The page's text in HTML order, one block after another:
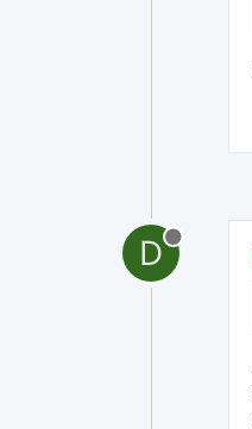
D